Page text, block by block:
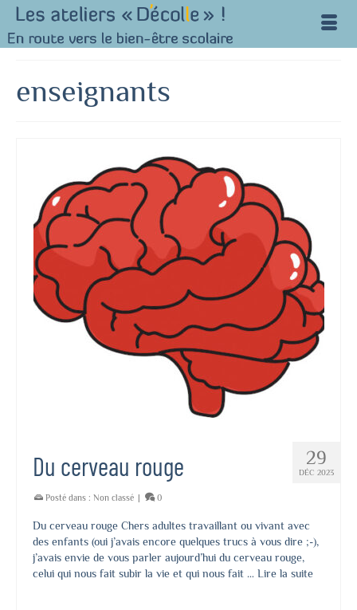
enseignants
29
DÉC 2023
Du cerveau rouge
Posté dans : Non classé | 0
Du cerveau rouge Chers adultes travaillant ou vivant avec
des enfants (oui j’avais encore quelques trucs à vous dire ;-),
j’avais envie de vous parler aujourd’hui du cerveau rouge,
celui qui nous fait subir la vie et qui nous fait … Lire la suite